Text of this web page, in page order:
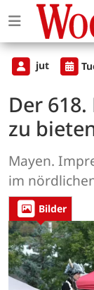
jut
Der
zu
Mayen.
im
Bilder